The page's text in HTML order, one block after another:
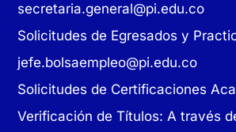
secretaria.general@pi.edu.co
Solicitudes de Egresados y
jefe.bolsaempleo@pi.edu.co
Solicitudes de Certificaciones
Verificación de Títulos: A través